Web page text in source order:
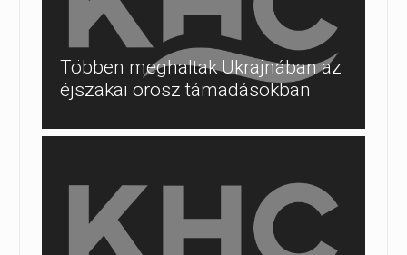
Többen meghaltak Ukrajnában az
éjszakai orosz támadásokban